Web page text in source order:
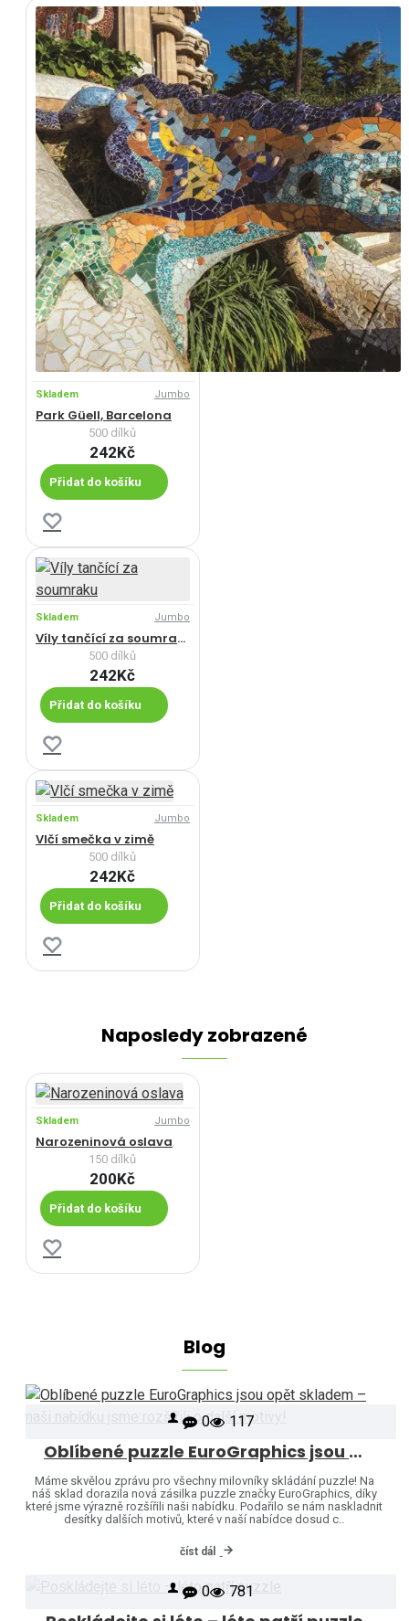
Skladem Jumbo
Park Güell, Barcelona
500 dílků
242Kč
Přidat do košíku
Skladem Jumbo
Víly tančící za soumraku
500 dílků
242Kč
Přidat do košíku
Skladem Jumbo
Vlčí smečka v zimě
500 dílků
242Kč
Přidat do košíku
Naposledy zobrazené
Skladem Jumbo
Narozeninová oslava
150 dílků
200Kč
Přidat do košíku
Blog
0 117
Oblíbené puzzle EuroGraphics jsou opět skladem – naši nabídku jsme rozšířili o další motivy!
Máme skvělou zprávu pro všechny milovníky skládání puzzle! Na
náš sklad dorazila nová zásilka puzzle značky EuroGraphics, díky
které jsme výrazně rozšířili naši nabídku. Podařilo se nám naskladnit
desítky dalších motivů, které v naší nabídce dosud c..
číst dál
0 781